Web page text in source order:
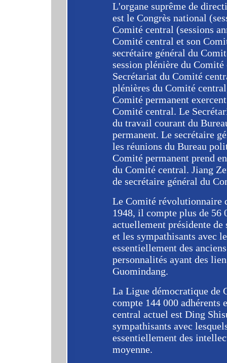
L'organe suprême de
est le Congrès national
Comité central (sessions
Comité central et son
secrétaire général du
session plénière du
Secrétariat du Comité
plénières du Comité
Comité permanent
Comité central. Le
du travail courant du
permanent. Le secrétaire
les réunions du Bureau
Comité permanent prend
du Comité central. Jiang
de secrétaire général du
Le Comité révolutionnaire
1948, il compte plus de 56
actuellement présidente
et les sympathisants avec
essentiellement des
personnalités ayant des
Guomindang.
La Ligue démocratique de
compte 144 000 adhérents
central actuel est Ding
sympathisants avec
essentiellement des
moyenne.